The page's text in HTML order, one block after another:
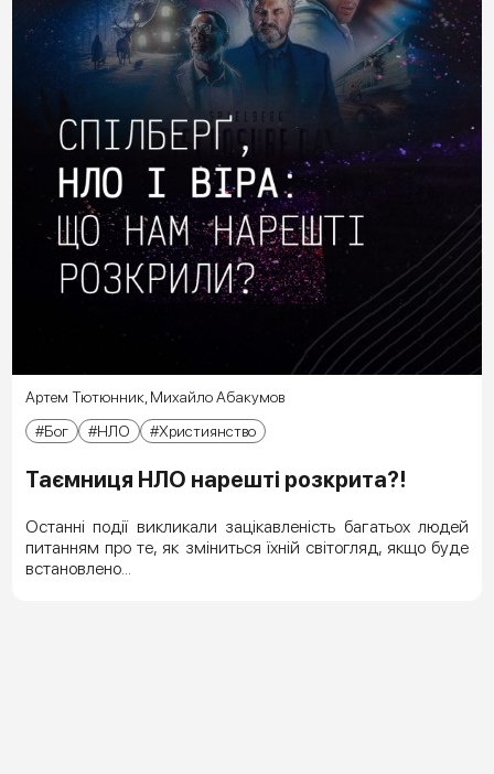
Артем Тютюнник Михайло Абакумов
Бог
НЛО Християнство
Таємниця НЛО нарешті розкрита?!
Останні події викликали зацікавленість багатьох людей
питанням про те, як зміниться їхній світогляд, якщо буде
встановлено...